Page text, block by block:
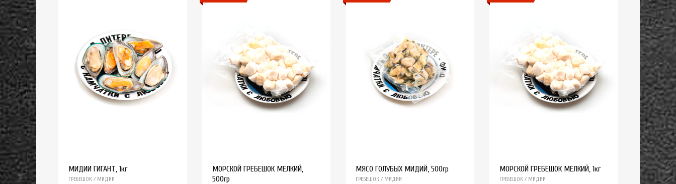
МИДИИ ГИГАНТ, 1кг
ГРЕБЕШОК / МИДИИ
МОРСКОЙ ГРЕБЕШОК МЕЛКИЙ,
500гр
МЯСО ГОЛУБЫХ МИДИЙ, 500гр
ГРЕБЕШОК / МИДИИ
МОРСКОЙ ГРЕБЕШОК МЕЛКИЙ, 1кг
ГРЕБЕШОК / МИДИИ